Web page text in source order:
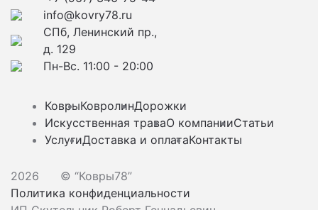
info@kovry78.ru
СПб, Ленинский пр.,
д. 129
Пн-Вс. 11:00 - 20:00
КоврыКовролинДорожки
Искусственная траваО компанииСтатьи
УслугиДоставка и оплатаКонтакты
2026
© “Ковры78”
Политика конфиденциальности